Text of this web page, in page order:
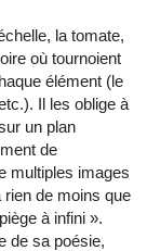
la tomate,
où tournoient
élément (le
Il les oblige à
un plan
de
multiples images
de moins que
à infini ».
de sa poésie,